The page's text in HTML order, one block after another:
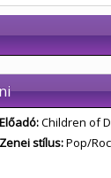
Előadó:Children of
Zenei stílus:Pop/